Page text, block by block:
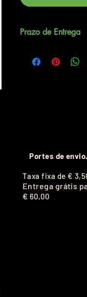
Prazo de Entrega
Portes de envio.
Taxa fixa de €
Entrega grátis
€ 60,00